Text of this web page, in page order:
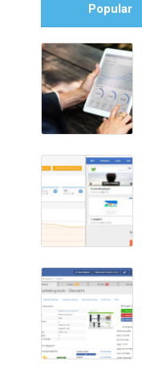
Popular